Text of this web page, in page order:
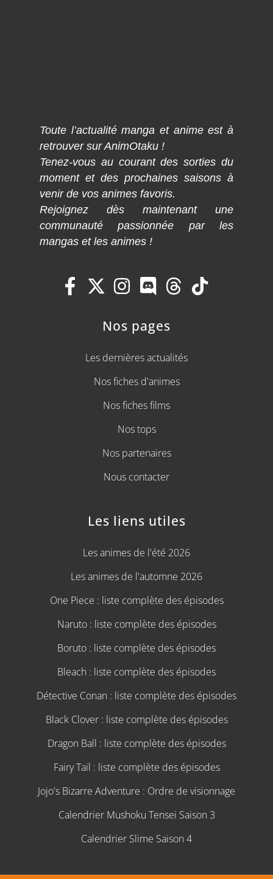
Toute l’actualité manga et anime est à
retrouver sur AnimOtaku !
Tenez-vous au courant des sorties du
moment et des prochaines saisons à
venir de vos animes favoris.
Rejoignez dès maintenant une
communauté passionnée par les
mangas et les animes !
Nos pages
Les dernières actualités
Nos fiches d'animes
Nos fiches films
Nos tops
Nos partenaires
Nous contacter
Les liens utiles
Les animes de l'été 2026
Les animes de l'automne 2026
One Piece : liste complète des épisodes
Naruto : liste complète des épisodes
Boruto : liste complète des épisodes
Bleach : liste complète des épisodes
Détective Conan : liste complète des épisodes
Black Clover : liste complète des épisodes
Dragon Ball : liste complète des épisodes
Fairy Tail : liste complète des épisodes
Jojo's Bizarre Adventure : Ordre de visionnage
Calendrier Mushoku Tensei Saison 3
Calendrier Slime Saison 4